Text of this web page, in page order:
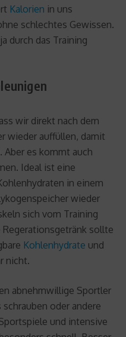
Kalorien in uns
schlechtes Gewissen.
durch das Training
wir direkt nach dem
wieder auffüllen, damit
Aber es kommt auch
Ideal ist eine
in einem
wieder
sich vom Training
sollte
Kohlenhydrate und
nicht.
abnehmwillige Sportler
schrauben oder andere
und intensive